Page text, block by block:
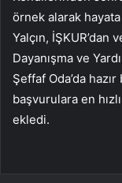
örnek alarak
Yalçın, İŞKUR’dan
Dayanışma ve
Şeffaf Oda’da
başvurulara en
ekledi.